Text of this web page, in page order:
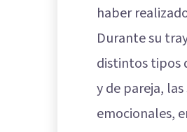
haber
Durante su
distintos tipos
y de pareja,
emocionales,